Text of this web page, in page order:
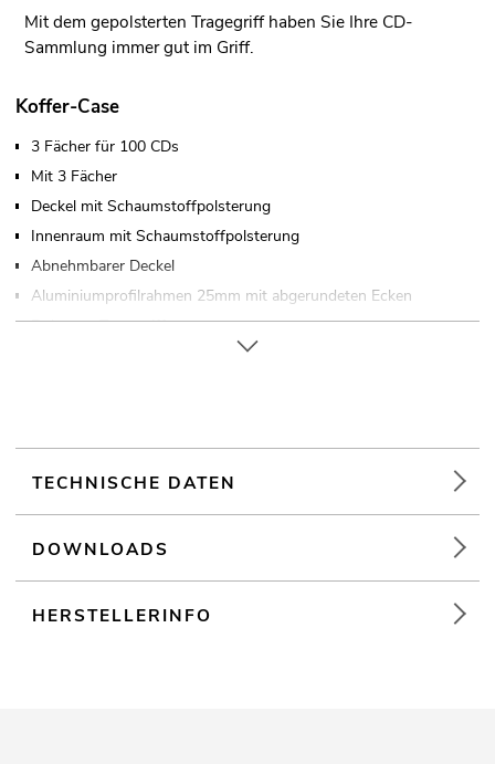
Mit dem gepolsterten Tragegriff haben Sie Ihre CD-
Sammlung immer gut im Griff.
Koffer-Case
3 Fächer für 100 CDs
Mit 3 Fächer
Deckel mit Schaumstoffpolsterung
Innenraum mit Schaumstoffpolsterung
Abnehmbarer Deckel
Aluminiumprofilrahmen 25mm mit abgerundeten Ecken
Robuster Tragegriff
2 hochwertige Butterfly-Schlösser
Weiterführende Informationen zu diesem Produkt finden Sie
TECHNISCHE DATEN
DOWNLOADS
HERSTELLERINFO